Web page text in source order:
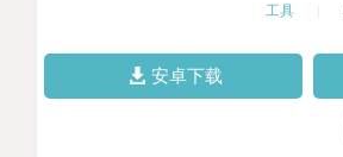
工具
安卓下载